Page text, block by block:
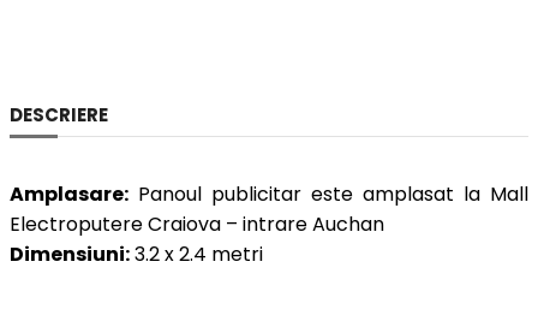
DESCRIERE
Amplasare: Panoul publicitar este amplasat la Mall
Electroputere Craiova – intrare Auchan
Dimensiuni:3.2 x 2.4 metri